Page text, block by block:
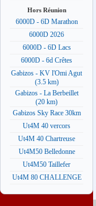
Hors Réunion
6000D - 6D Marathon
6000D 2026
6000D - 6D Lacs
6000D - 6d Crêtes
Gabizos - KV l'Omi Agut
(3.5 km)
Gabizos - La Berbeillet
(20 km)
Gabizos Sky Race 30km
Ut4M 40 vercors
Ut4M 40 Chartreuse
Ut4M50 Belledonne
Ut4M50 Taillefer
Ut4M 80 CHALLENGE